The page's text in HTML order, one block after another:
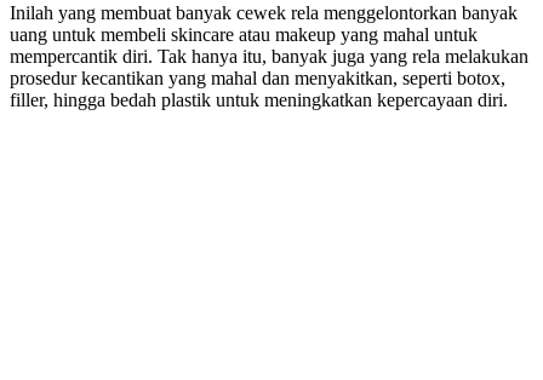
Inilah yang membuat banyak cewek rela menggelontorkan banyak
uang untuk membeli skincare atau makeup yang mahal untuk
mempercantik diri. Tak hanya itu, banyak juga yang rela melakukan
prosedur kecantikan yang mahal dan menyakitkan, seperti botox,
filler, hingga bedah plastik untuk meningkatkan kepercayaan diri.